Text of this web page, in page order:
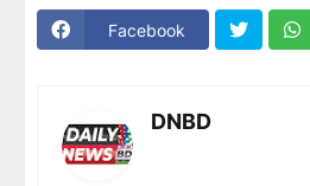
Facebook
DNBD